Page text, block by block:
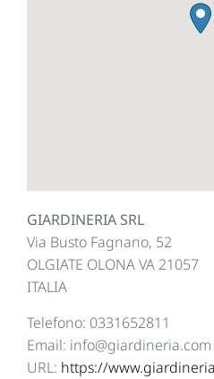
GIARDINERIA SRL
Via Busto Fagnano, 52
OLGIATE OLONAVA 21057
ITALIA
Telefono: 0331652811
Email: info@giardineria.com
URL: https://